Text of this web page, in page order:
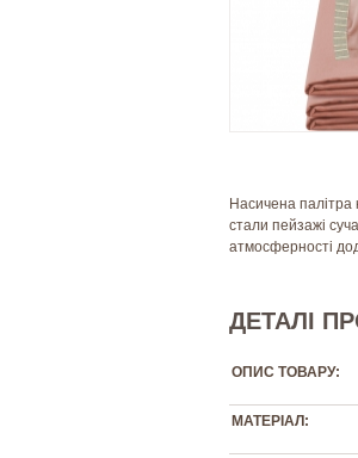
Насичена палітра
стали пейзажі
атмосферності
ДЕТАЛІ
ОПИС ТОВАРУ:
МАТЕРІАЛ: